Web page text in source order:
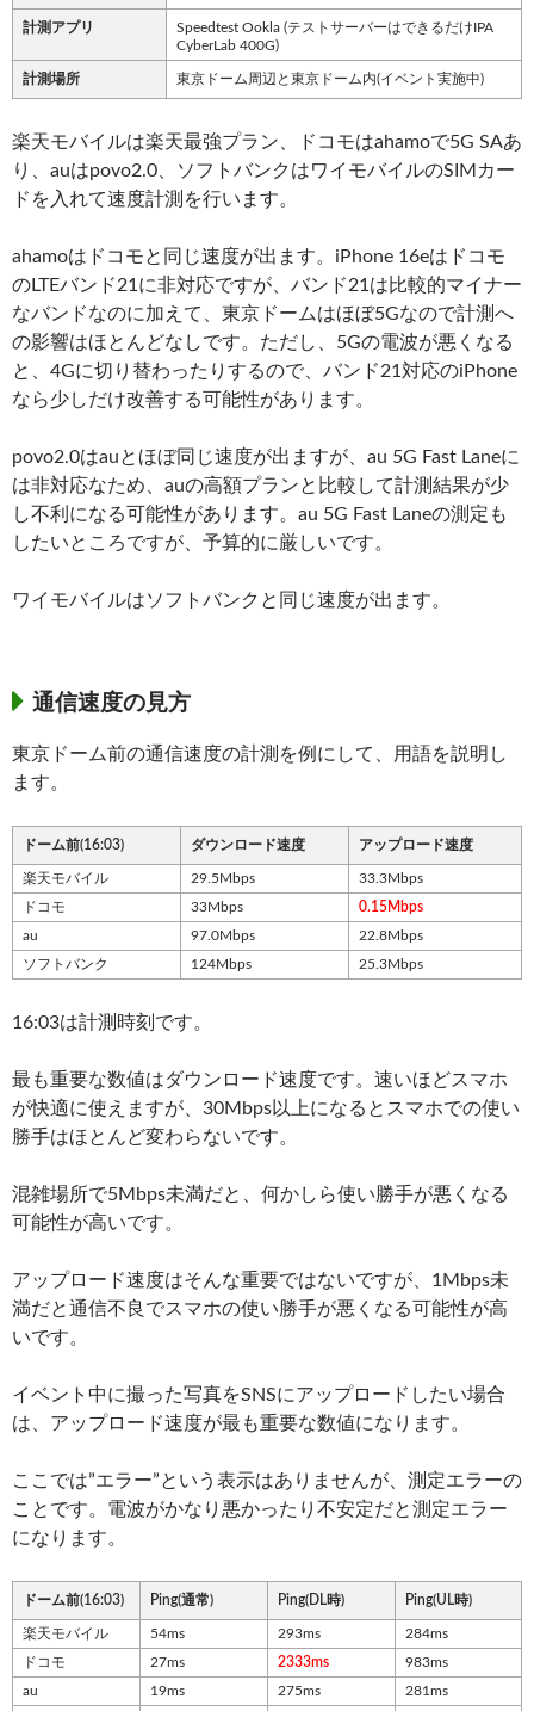
計測アプリ
Speedtest Ookla (テストサーバーはできるだけIPA
CyberLab 400G)
計測場所 東京ドーム周辺と東京ドーム内(イベント実施中)
楽天モバイルは楽天最強プラン、ドコモはahamoで5G SAあ
り、auはpovo2.0、ソフトバンクはワイモバイルのSIMカー
ドを入れて速度計測を行います。
ahamoはドコモと同じ速度が出ます。iPhone 16eはドコモ
のLTEバンド21に非対応ですが、バンド21は比較的マイナー
なバンドなのに加えて、東京ドームはほぼ5Gなので計測へ
の影響はほとんどなしです。ただし、5Gの電波が悪くなる
と、4Gに切り替わったりするので、バンド21対応のiPhone
なら少しだけ改善する可能性があります。
povo2.0はauとほぼ同じ速度が出ますが、au 5G Fast Laneに
は非対応なため、auの高額プランと比較して計測結果が少
し不利になる可能性があります。au 5G Fast Laneの測定も
したいところですが、予算的に厳しいです。
ワイモバイルはソフトバンクと同じ速度が出ます。
通信速度の見方
東京ドーム前の通信速度の計測を例にして、用語を説明し
ます。
ドーム前(16:03) ダウンロード速度 アップロード速度
楽天モバイル 29.5Mbps
33.3Mbps
ドコモ
33Mbps
0.15Mbps
au
97.0Mbps
22.8Mbps
ソフトバンク
124Mbps 25.3Mbps
16:03は計測時刻です。
最も重要な数値はダウンロード速度です。速いほどスマホ
が快適に使えますが、30Mbps以上になるとスマホでの使い
勝手はほとんど変わらないです。
混雑場所で5Mbps未満だと、何かしら使い勝手が悪くなる
可能性が高いです。
アップロード速度はそんな重要ではないですが、1Mbps未
満だと通信不良でスマホの使い勝手が悪くなる可能性が高
いです。
イベント中に撮った写真をSNSにアップロードしたい場合
は、アップロード速度が最も重要な数値になります。
ここでは”エラー”という表示はありませんが、測定エラーの
ことです。電波がかなり悪かったり不安定だと測定エラー
になります。
ドーム前(16:03) Ping(通常) Ping(DL時) Ping(UL時)
楽天モバイル 54ms 293ms
284ms
ドコモ
27ms 2333ms
983ms
au
19ms 275ms
281ms